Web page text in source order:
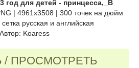
год для детей - принцесса,_B
| 4961x3508 | 300 точек на дюйм
русская и английская
Автор: Koaress
/ ПРОСМОТРЕТЬ